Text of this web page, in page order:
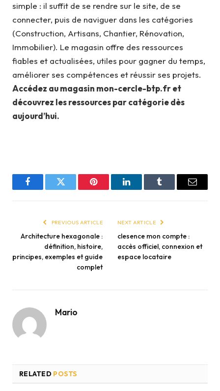
simple : il suffit de se rendre sur le site, de se
connecter, puis de naviguer dans les catégories
(Construction, Artisans, Chantier, Rénovation,
Immobilier). Le magasin offre des ressources
fiables et actualisées, utiles pour gagner du temps,
améliorer ses compétences et réussir ses projets.
Accédez au magasin mon-cercle-btp.fr et
découvrez les ressources par catégorie dès
aujourd’hui.
FacebookTwitter Pinterest LinkedInTumblr Email
PREVIOUS ARTICLE
Architecture hexagonale :
définition, histoire,
principes, exemples et guide
complet
NEXT ARTICLE
clesence mon compte :
accès officiel, connexion et
espace locataire
Mario
RELATED POSTS